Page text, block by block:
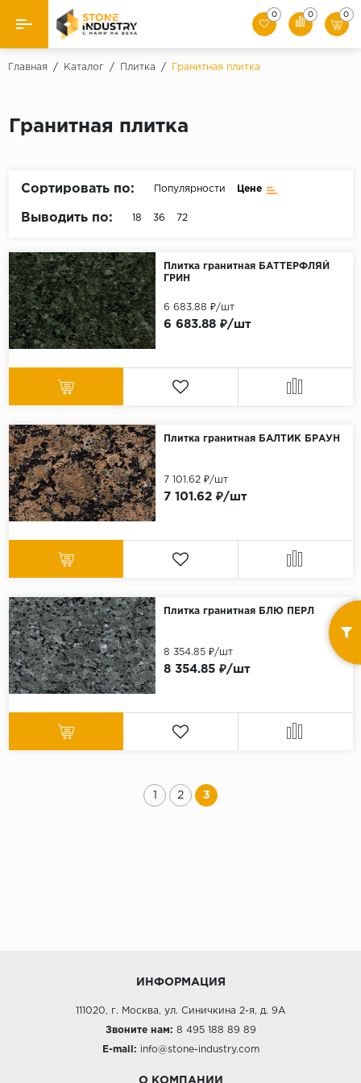
Назад
Плитка
0 0 0
Главная / Каталог / Плитка / Гранитная плитка
Гранитная плитка
Сортировать по: Популярности Цене
Выводить по: 18 36 72
Плитка гранитная БАТТЕРФЛЯЙ
ГРИН
6 683.88 ₽/шт
6 683.88 ₽/шт
Плитка гранитная БАЛТИК БРАУН
7 101.62 ₽/шт
7 101.62 ₽/шт
Плитка гранитная БЛЮ ПЕРЛ
8 354.85 ₽/шт
8 354.85 ₽/шт
1 2 3
ИНФОРМАЦИЯ
111020, г. Москва, ул. Синичкина 2-я, д. 9А
Звоните нам: 8 495 188 89 89
E-mail: info@stone-industry.com
О КОМПАНИИ